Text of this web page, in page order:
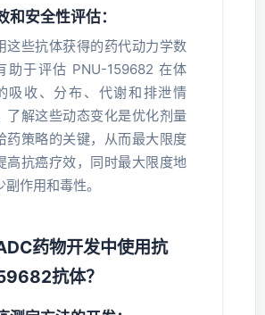
和安全性评估：
这些抗体获得的药代动力学数
助于评估 PNU-159682 在体
吸收、分布、代谢和排泄情
了解这些动态变化是优化剂量
药策略的关键，从而最大限度
高抗癌疗效，同时最大限度地
副作用和毒性。
药物开发中使用抗
抗体？